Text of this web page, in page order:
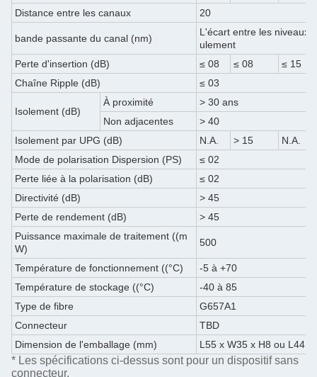
Distance entre les canaux 20
bande passante du canal (nm)
L'écart entre les niveaux
ulement
Perte d'insertion (dB)
≤ 08 ≤ 08 ≤ 15
Chaîne Ripple (dB)
≤ 03
Isolement (dB)
À proximité
> 30 ans
Non adjacentes
> 40
Isolement par UPG (dB)
N.A. > 15 N.A.
Mode de polarisation Dispersion (PS)
≤ 02
Perte liée à la polarisation (dB)
≤ 02
Directivité (dB)
> 45
Perte de rendement (dB)
> 45
Puissance maximale de traitement ((m
W)
500
Température de fonctionnement ((°C)
-5 à +70
Température de stockage ((°C)
-40 à 85
Type de fibre
G657A1
Connecteur
TBD
Dimension de l'emballage (mm)
L55 x W35 x H8 ou L44 x
* Les spécifications ci-dessus sont pour un dispositif sans
connecteur.